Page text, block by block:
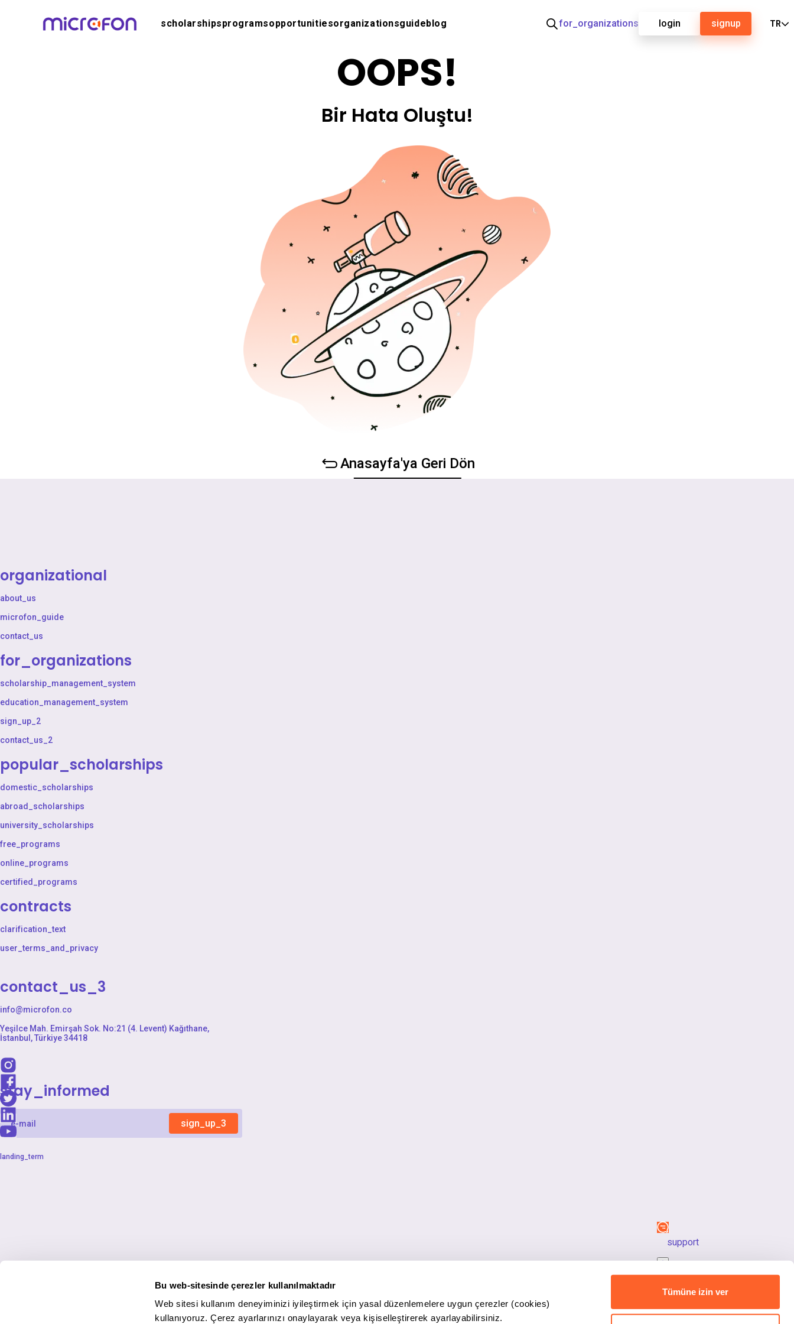
Bu web-sitesinde çerezler kullanılmaktadır
Web sitesi kullanım deneyiminizi iyileştirmek için yasal düzenlemelere uygun çerezler (cookies)
kullanıyoruz. Çerez ayarlarınızı onaylayarak veya kişiselleştirerek ayarlayabilirsiniz.
Tümüne izin ver
scholarshipsprogramsopportunitiesorganizationsguideblog for_organizations login signup TR
OOPS!
Bir Hata Oluştu!
Anasayfa'ya Geri Dön
organizational
about_us
microfon_guide
contact_us
for_organizations
scholarship_management_system
education_management_system
sign_up_2
contact_us_2
popular_scholarships
domestic_scholarships
abroad_scholarships
university_scholarships
free_programs
online_programs
certified_programs
contracts
clarification_text
user_terms_and_privacy
contact_us_3
info@microfon.co
Yeşilce Mah. Emirşah Sok. No:21 (4. Levent) Kağıthane,
İstanbul, Türkiye 34418
stay_informed
sign_up_3
landing_term
support